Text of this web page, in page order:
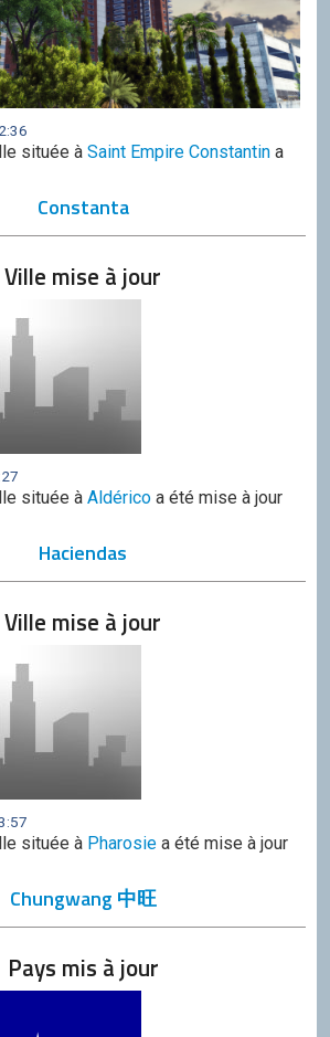
située à Saint Empire Constantin a
Constanta
Ville mise à jour
située à Aldérico a été mise à jour
Haciendas
Ville mise à jour
située à Pharosie a été mise à jour
Chungwang 中旺
Pays mis à jour